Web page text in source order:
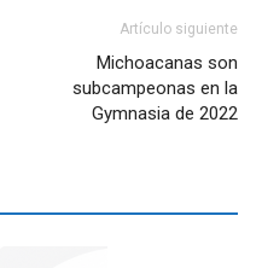
Artículo siguiente
Michoacanas son
subcampeonas en la
Gymnasia de 2022